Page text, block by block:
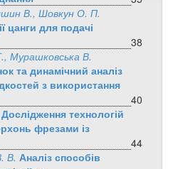
В., Шовкун О. П.
цанги для подачі
38
Мурашковська В.
та динамічний аналіз
з використання
40
Дослідження технологій
фрезами із
44
В. Аналіз способів